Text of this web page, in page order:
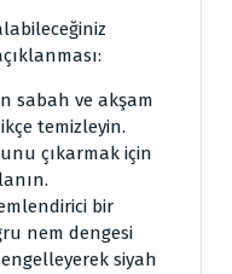
sabah ve akşam
temizleyin.
çıkarmak için
bir
nem dengesi
siyah